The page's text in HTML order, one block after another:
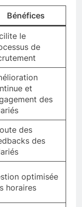
Bénéfices
le
de
et
des
des
des
optimisée
horaires